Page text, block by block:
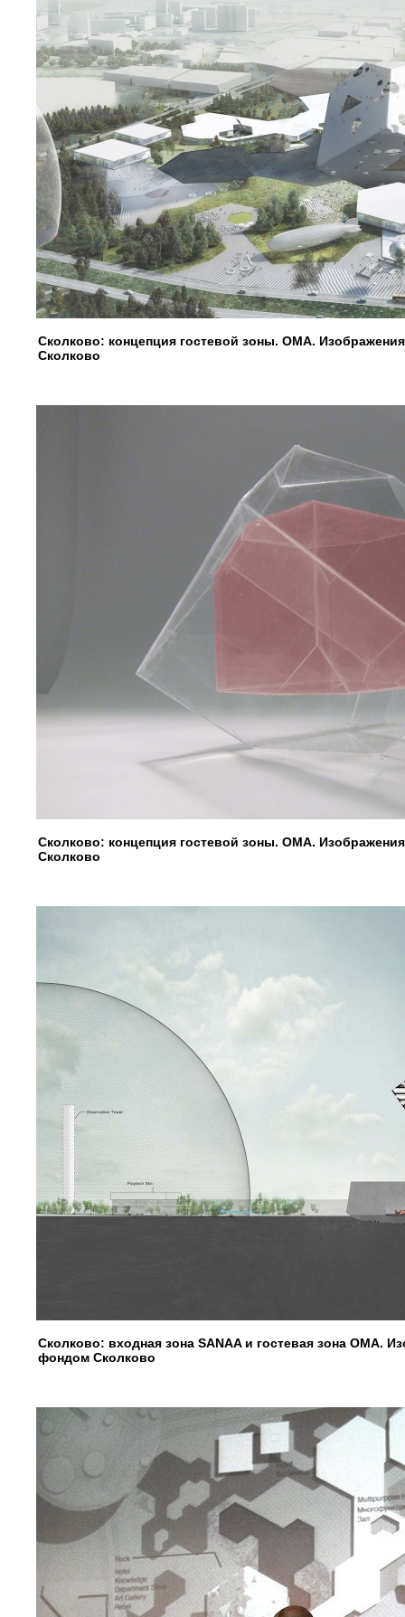
Сколково: концепция гостевой зоны. OMA.
Сколково
Сколково: концепция гостевой зоны. OMA.
Сколково
Сколково: входная зона SANAA и гостевая зона OMA.
фондом Сколково